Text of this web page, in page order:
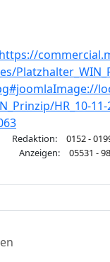
Redaktion: 0152 -
Anzeigen:
05531 -